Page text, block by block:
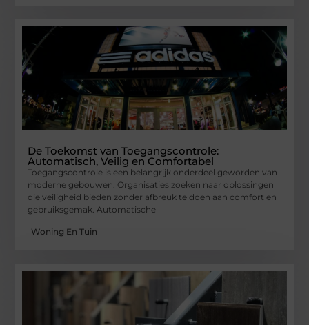
De Toekomst van Toegangscontrole:
Automatisch, Veilig en Comfortabel
Toegangscontrole is een belangrijk onderdeel geworden van
moderne gebouwen. Organisaties zoeken naar oplossingen
die veiligheid bieden zonder afbreuk te doen aan comfort en
gebruiksgemak. Automatische
Woning En Tuin